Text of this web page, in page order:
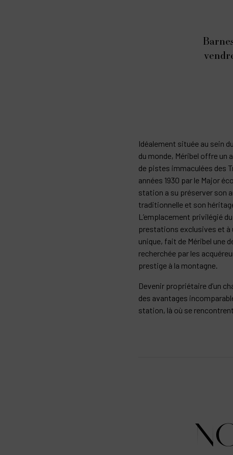
Idéalement située au sein
du monde, Méribel offre un
de pistes immaculées des
années 1930 par le Major
station a su préserver son
traditionnelle et son
L’emplacement privilégié
prestations exclusives et à
unique, fait de Méribel une
recherchée par les
prestige à la montagne.
Devenir propriétaire d’un
des avantages
station, là où se